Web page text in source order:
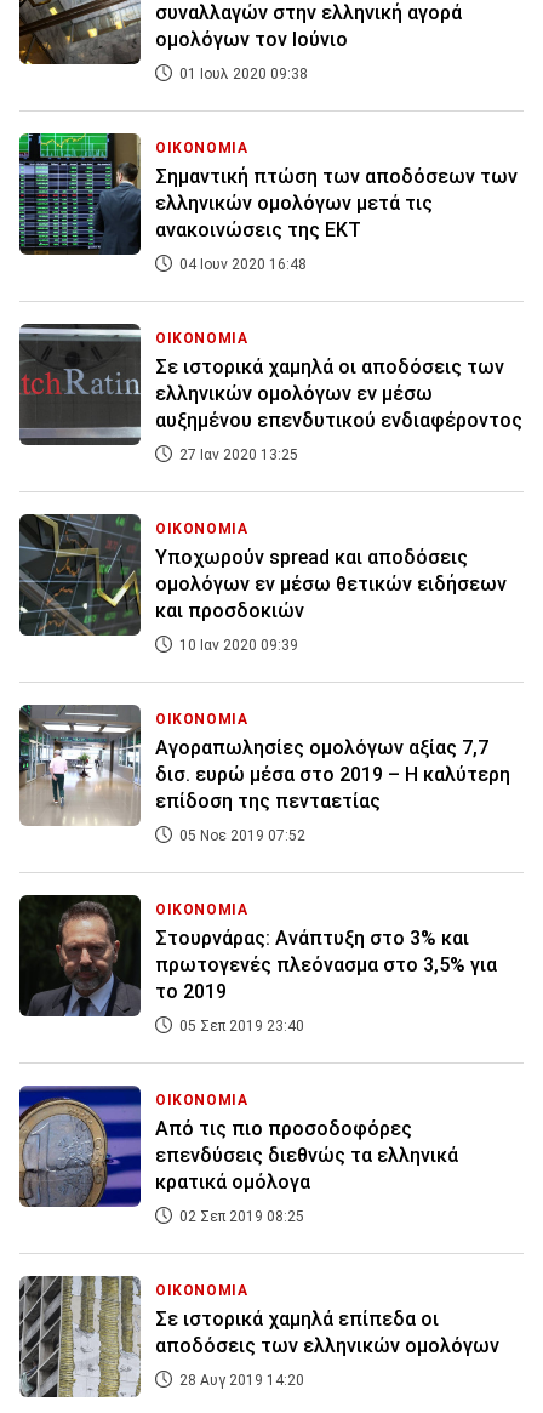
συναλλαγών στην ελληνική αγορά
ομολόγων τον Ιούνιο
01 Ιουλ 2020 09:38
ΟΙΚΟΝΟΜΙΑ
Σημαντική πτώση των αποδόσεων των
ελληνικών ομολόγων μετά τις
ανακοινώσεις της ΕΚΤ
04 Ιουν 2020 16:48
ΟΙΚΟΝΟΜΙΑ
Σε ιστορικά χαμηλά οι αποδόσεις των
ελληνικών ομολόγων εν μέσω
αυξημένου επενδυτικού ενδιαφέροντος
27 Ιαν 2020 13:25
ΟΙΚΟΝΟΜΙΑ
Υποχωρούν spread και αποδόσεις
ομολόγων εν μέσω θετικών ειδήσεων
και προσδοκιών
10 Ιαν 2020 09:39
ΟΙΚΟΝΟΜΙΑ
Αγοραπωλησίες ομολόγων αξίας 7,7
δισ. ευρώ μέσα στο 2019 – Η καλύτερη
επίδοση της πενταετίας
05 Νοε 2019 07:52
ΟΙΚΟΝΟΜΙΑ
Στουρνάρας: Ανάπτυξη στο 3% και
πρωτογενές πλεόνασμα στο 3,5% για
το 2019
05 Σεπ 2019 23:40
ΟΙΚΟΝΟΜΙΑ
Από τις πιο προσοδοφόρες
επενδύσεις διεθνώς τα ελληνικά
κρατικά ομόλογα
02 Σεπ 2019 08:25
ΟΙΚΟΝΟΜΙΑ
Σε ιστορικά χαμηλά επίπεδα οι
αποδόσεις των ελληνικών ομολόγων
28 Αυγ 2019 14:20